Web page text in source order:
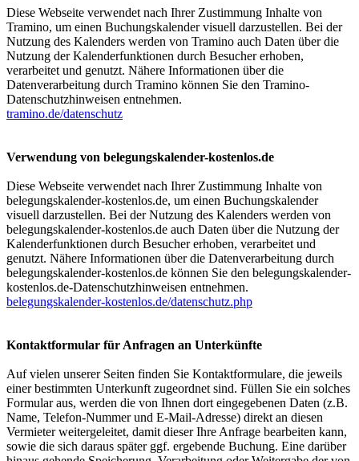
Diese Webseite verwendet nach Ihrer Zustimmung Inhalte von
Tramino, um einen Buchungskalender visuell darzustellen. Bei der
Nutzung des Kalenders werden von Tramino auch Daten über die
Nutzung der Kalenderfunktionen durch Besucher erhoben,
verarbeitet und genutzt. Nähere Informationen über die
Datenverarbeitung durch Tramino können Sie den Tramino-
Datenschutzhinweisen entnehmen.
tramino.de/datenschutz
Verwendung von belegungskalender-kostenlos.de
Diese Webseite verwendet nach Ihrer Zustimmung Inhalte von
belegungskalender-kostenlos.de, um einen Buchungskalender
visuell darzustellen. Bei der Nutzung des Kalenders werden von
belegungskalender-kostenlos.de auch Daten über die Nutzung der
Kalenderfunktionen durch Besucher erhoben, verarbeitet und
genutzt. Nähere Informationen über die Datenverarbeitung durch
belegungskalender-kostenlos.de können Sie den belegungskalender-
kostenlos.de-Datenschutzhinweisen entnehmen.
belegungskalender-kostenlos.de/datenschutz.php
Kontaktformular für Anfragen an Unterkünfte
Auf vielen unserer Seiten finden Sie Kontaktformulare, die jeweils
einer bestimmten Unterkunft zugeordnet sind. Füllen Sie ein solches
Formular aus, werden die von Ihnen dort eingegebenen Daten (z.B.
Name, Telefon-Nummer und E-Mail-Adresse) direkt an diesen
Vermieter weitergeleitet, damit dieser Ihre Anfrage bearbeiten kann,
sowie die sich daraus später ggf. ergebende Buchung. Eine darüber